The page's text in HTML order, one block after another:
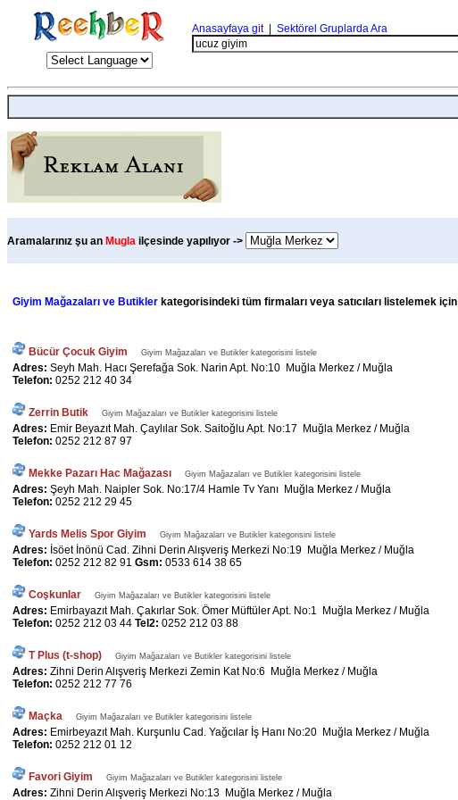
Anasayfaya git| Sektörel Gruplarda Ara
Aramalarınız şu an Mugla ilçesinde yapılıyor ->
Giyim Mağazaları ve Butikler kategorisindeki tüm firmaları veya satıcıları listelemek için
Bücür Çocuk Giyim Giyim Mağazaları ve Butikler kategorisini listele
Adres: Seyh Mah. Hacı Şerefağa Sok. Narin Apt. No:10 Muğla Merkez / Muğla
Telefon: 0252 212 40 34
Zerrin Butik Giyim Mağazaları ve Butikler kategorisini listele
Adres: Emir Beyazıt Mah. Çaylılar Sok. Saitoğlu Apt. No:17 Muğla Merkez / Muğla
Telefon: 0252 212 87 97
Mekke Pazarı Hac Mağazası Giyim Mağazaları ve Butikler kategorisini listele
Adres: Şeyh Mah. Naipler Sok. No:17/4 Hamle Tv Yanı Muğla Merkez / Muğla
Telefon: 0252 212 29 45
Yards Melis Spor Giyim Giyim Mağazaları ve Butikler kategorisini listele
Adres: İsöet İnönü Cad. Zihni Derin Alışveriş Merkezi No:19 Muğla Merkez / Muğla
Telefon: 0252 212 82 91 Gsm: 0533 614 38 65
Coşkunlar Giyim Mağazaları ve Butikler kategorisini listele
Adres: Emirbayazıt Mah. Çakırlar Sok. Ömer Müftüler Apt. No:1 Muğla Merkez / Muğla
Telefon: 0252 212 03 44 Tel2: 0252 212 03 88
T Plus (t-shop) Giyim Mağazaları ve Butikler kategorisini listele
Adres: Zihni Derin Alışveriş Merkezi Zemin Kat No:6 Muğla Merkez / Muğla
Telefon: 0252 212 77 76
Maçka Giyim Mağazaları ve Butikler kategorisini listele
Adres: Emirbeyazıt Mah. Kurşunlu Cad. Yağcılar İş Hanı No:20 Muğla Merkez / Muğla
Telefon: 0252 212 01 12
Favori Giyim Giyim Mağazaları ve Butikler kategorisini listele
Adres: Zihni Derin Alışveriş Merkezi No:13 Muğla Merkez / Muğla